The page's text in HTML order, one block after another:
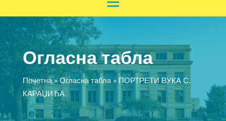
Огласна табла
Почетна»Огласна табла» ПОРТРЕТИ ВУКА С.
КАРАЏИЋА